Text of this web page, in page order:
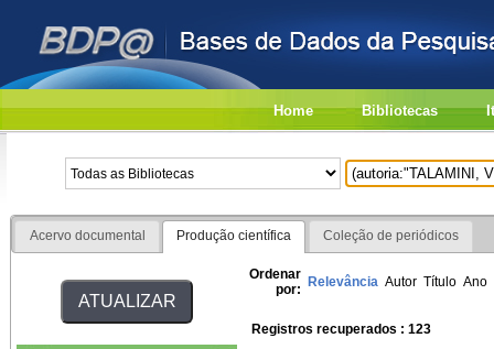
Home Bibliotecas
Acervo documental Produção científica Coleção de periódicos
Ordenar
por: Relevância Autor Título Ano
Registros recuperados : 123